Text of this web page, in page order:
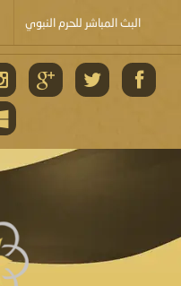
البث المباشر للحرم النبوي